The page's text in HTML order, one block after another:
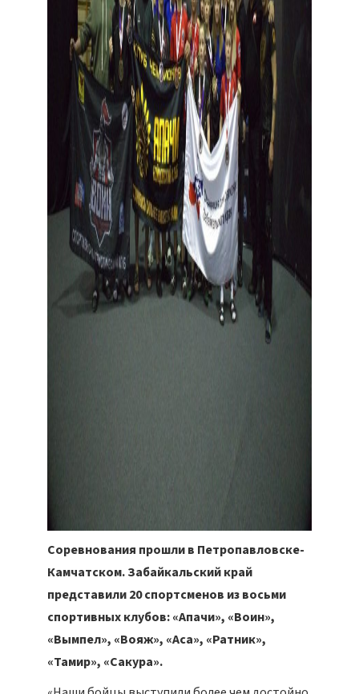
Соревнования прошли в Петропавловске-
Камчатском. Забайкальский край
представили 20 спортсменов из восьми
спортивных клубов: «Апачи», «Воин»,
«Вымпел», «Вояж», «Аса», «Ратник»,
«Тамир», «Сакура».